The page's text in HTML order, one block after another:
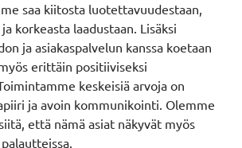
saa kiitosta luotettavuudestaan,
korkeasta laadustaan. Lisäksi
ja asiakaspalvelun kanssa koetaan
erittäin positiiviseksi
keskeisiä arvoja on
ja avoin kommunikointi. Olemme
että nämä asiat näkyvät myös